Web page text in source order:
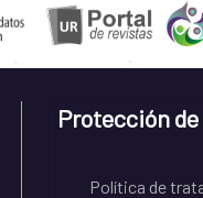
Protección
Política de